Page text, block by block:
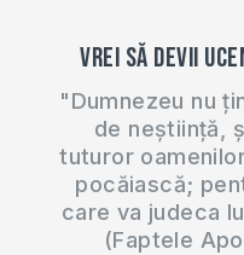
Vrei să devii
"Dumnezeu nu
de neștiință,
tuturor
pocăiască;
care va judeca
(Faptele